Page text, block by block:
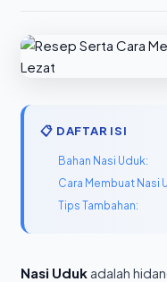
📋 DAFTAR ISI
Bahan Nasi Uduk:
Cara Membuat Nasi
Tips Tambahan:
Nasi Udukadalah